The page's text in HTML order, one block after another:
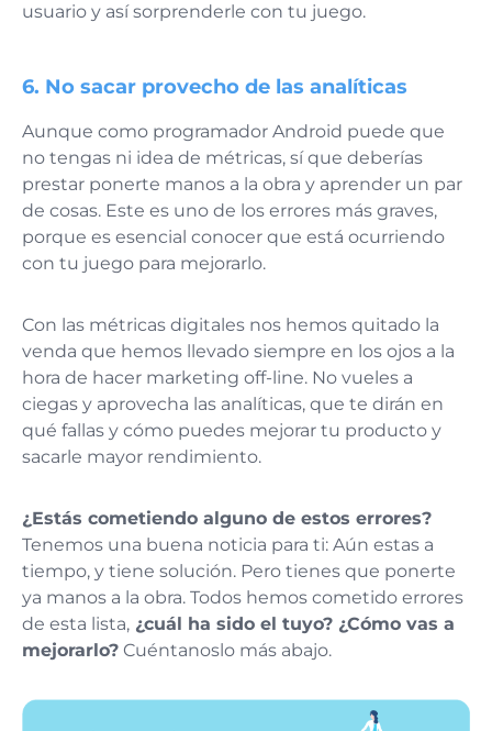
usuario y así sorprenderle con tu juego.
6. No sacar provecho de las analíticas
Aunque como programador Android puede que
no tengas ni idea de métricas, sí que deberías
prestar ponerte manos a la obra y aprender un par
de cosas. Este es uno de los errores más graves,
porque es esencial conocer que está ocurriendo
con tu juego para mejorarlo.
Con las métricas digitales nos hemos quitado la
venda que hemos llevado siempre en los ojos a la
hora de hacer marketing off-line. No vueles a
ciegas y aprovecha las analíticas, que te dirán en
qué fallas y cómo puedes mejorar tu producto y
sacarle mayor rendimiento.
¿Estás cometiendo alguno de estos errores?
Tenemos una buena noticia para ti: Aún estas a
tiempo, y tiene solución. Pero tienes que ponerte
ya manos a la obra. Todos hemos cometido errores
de esta lista, ¿cuál ha sido el tuyo? ¿Cómo vas a
mejorarlo? Cuéntanoslo más abajo.